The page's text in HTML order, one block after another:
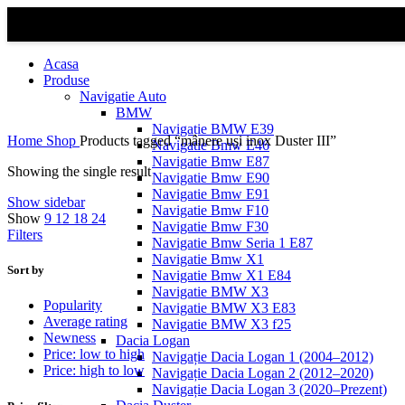
Acasa
Produse
Navigatie Auto
BMW
Navigație BMW E39
Navigatie Bmw E46
Navigatie Bmw E87
Navigatie Bmw E90
Navigatie Bmw E91
Navigatie Bmw F10
Navigatie Bmw F30
Navigatie Bmw Seria 1 E87
Navigatie Bmw X1
Navigatie Bmw X1 E84
Navigatie BMW X3
Navigatie BMW X3 E83
Navigatie BMW X3 f25
Dacia Logan
Navigație Dacia Logan 1 (2004–2012)
Navigație Dacia Logan 2 (2012–2020)
Navigație Dacia Logan 3 (2020–Prezent)
Home Shop Products tagged “mânere uși inox Duster III”
Showing the single result
Show sidebar
Show 9 12 18 24
Filters
Sort by
Popularity
Average rating
Newness
Price: low to high
Price: high to low